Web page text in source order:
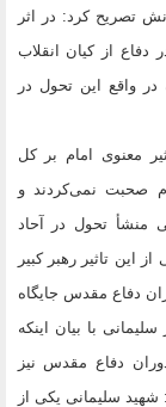
تصریح کرد: در اثر
از کیان انقلاب
واقع این تحول در
معنوی امام بر کل
صحبت نمی‌کردند و
منشأ تحول در آحاد
این تاثیر رهبر کبیر
دفاع مقدس جایگاه
با بیان اینکه
دفاع مقدس نیز
شهید سلیمانی یکی از